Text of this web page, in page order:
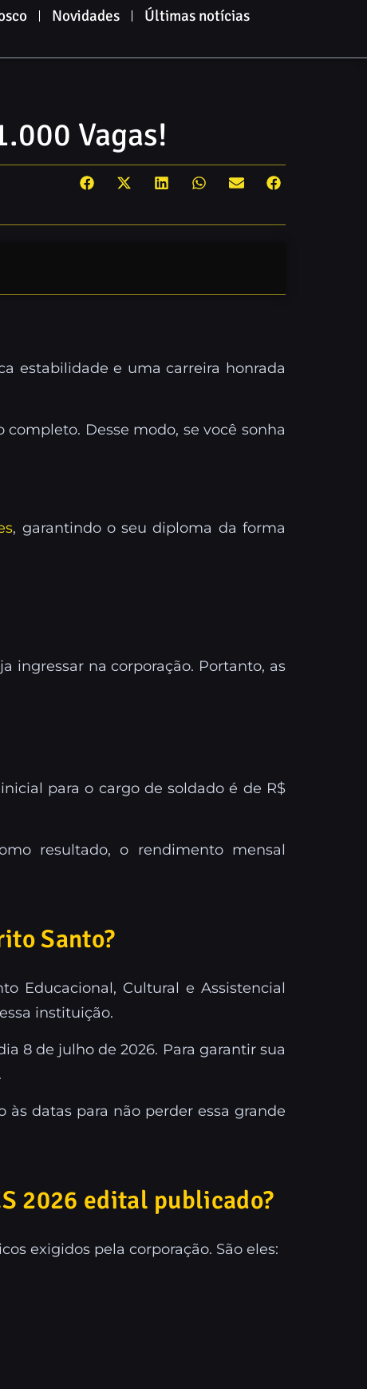
Novidades Últimas notícias
Vagas!
estabilidade e uma carreira honrada
Desse modo, se você sonha
, garantindo o seu diploma da forma
ingressar na corporação. Portanto, as
para o cargo de soldado é de R$
resultado, o rendimento mensal
Santo?
Educacional, Cultural e Assistencial
instituição.
8 de julho de 2026. Para garantir sua
datas para não perder essa grande
2026 edital publicado?
exigidos pela corporação. São eles: